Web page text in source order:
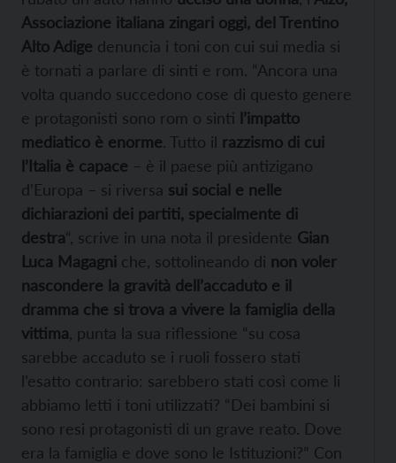
Associazione italiana zingari oggi, del Trentino
Alto Adige denuncia i toni con cui sui media si
è tornati a parlare di sinti e rom. “Ancora una
volta quando succedono cose di questo genere
e protagonisti sono rom o sinti l’impatto
mediatico è enorme. Tutto il razzismo di cui
l’Italia è capace – è il paese più antizigano
d’Europa – si riversa sui social e nelle
dichiarazioni dei partiti, specialmente di
destra“, scrive in una nota il presidente Gian
Luca Magagni che, sottolineando di non voler
nascondere la gravità dell’accaduto e il
dramma che si trova a vivere la famiglia della
vittima , punta la sua riflessione “su cosa
sarebbe accaduto se i ruoli fossero stati
l’esatto contrario: sarebbero stati così come li
abbiamo letti i toni utilizzati? “Dei bambini si
sono resi protagonisti di un grave reato. Dove
era la famiglia e dove sono le Istituzioni?” Con